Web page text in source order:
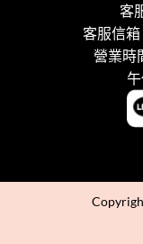
客
客服信箱
營業時